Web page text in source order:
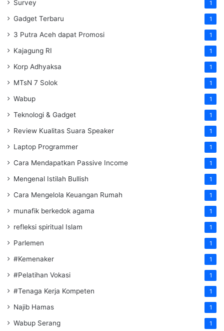
Survey 1
Gadget Terbaru 1
3 Putra Aceh dapat Promosi 1
Kajagung RI 1
Korp Adhyaksa 1
MTsN 7 Solok 1
Wabup 1
Teknologi & Gadget 1
Review Kualitas Suara Speaker 1
Laptop Programmer 1
Cara Mendapatkan Passive Income 1
Mengenal Istilah Bullish 1
Cara Mengelola Keuangan Rumah 1
munafik berkedok agama 1
refleksi spiritual Islam 1
Parlemen 1
#Kemenaker 1
#Pelatihan Vokasi 1
#Tenaga Kerja Kompeten 1
Najib Hamas 1
Wabup Serang 1